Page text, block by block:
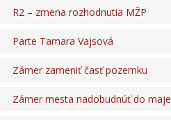
R2 – zmena rozhodnutia MŽP
Parte Tamara Vajsová
Zámer zameniť časť pozemku
Zámer mesta nadobudnúť do